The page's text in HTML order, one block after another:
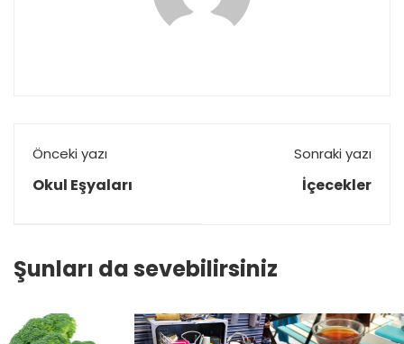
Önceki yazı
Okul Eşyaları
Sonraki yazı
İçecekler
Şunları da sevebilirsiniz